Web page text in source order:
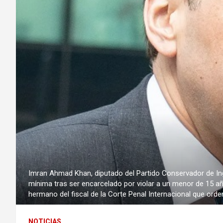
Imran Ahmad Khan, diputado del Partido Conservador de
mínima tras ser encarcelado por violar a un menor de 15
hermano del fiscal de la Corte Penal Internacional que